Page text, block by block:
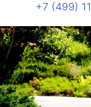
+7 (499)